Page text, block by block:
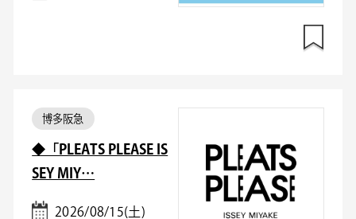
博多阪急
◆「PLEATS PLEASE IS
SEY MIY…
2026/08/15(土)